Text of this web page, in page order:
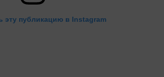
эту публикацию в Instagram